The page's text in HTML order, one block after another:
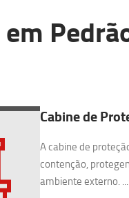
em
Cabine de
A cabine de
contenção,
ambiente externo. ...